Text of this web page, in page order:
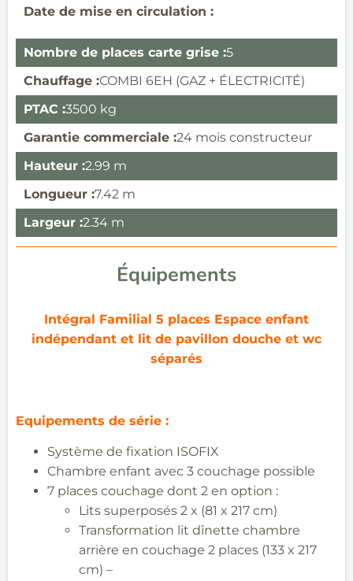
Date de mise en circulation :
Nombre de places carte grise :5
Chauffage :COMBI 6EH (GAZ + ÉLECTRICITÉ)
PTAC :3500 kg
Garantie commerciale :24 mois constructeur
Hauteur :2.99 m
Longueur :7.42 m
Largeur :2.34 m
Équipements
Intégral Familial 5 places Espace enfant
indépendant et lit de pavillon douche et wc
séparés
Equipements de série :
Système de fixation ISOFIX
Chambre enfant avec 3 couchage possible
7 places couchage dont 2 en option :
Lits superposés 2 x (81 x 217 cm)
Transformation lit dînette chambre
arrière en couchage 2 places (133 x 217
cm) –